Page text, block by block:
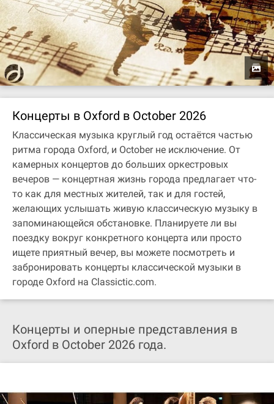
Концерты в Oxford в October 2026
Классическая музыка круглый год остаётся частью
ритма города Oxford, и October не исключение. От
камерных концертов до больших оркестровых
вечеров — концертная жизнь города предлагает что-
то как для местных жителей, так и для гостей,
желающих услышать живую классическую музыку в
запоминающейся обстановке. Планируете ли вы
поездку вокруг конкретного концерта или просто
ищете приятный вечер, вы можете посмотреть и
забронировать концерты классической музыки в
городе Oxford на Classictic.com.
Концерты и оперные представления в
Oxford в October 2026 года.